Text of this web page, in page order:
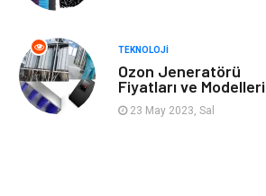
Astroloji
cep telefonu
ekonomik e-ticaret
TEKNOLOJI
Ozon Jeneratörü
Fiyatları ve Modelleri
23 May 2023, Sal